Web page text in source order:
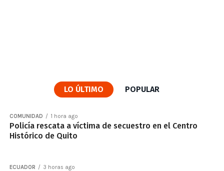
LO ÚLTIMO POPULAR
COMUNIDAD 1 hora ago
Policía rescata a víctima de secuestro en el Centro
Histórico de Quito
ECUADOR 3 horas ago